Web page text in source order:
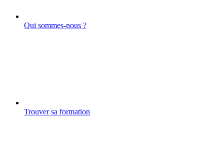
Qui sommes-nous ?
Trouver sa formation